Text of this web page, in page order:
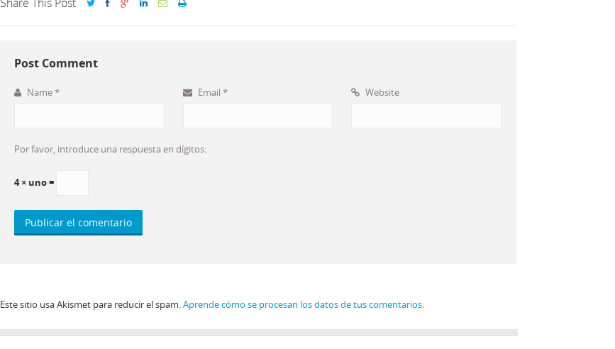
Share This Post
Post Comment
Name* Email * Website
Por favor, introduce una respuesta en dígitos:
4 × uno =
Este sitio usa Akismet para reducir el spam.Aprende cómo se procesan los datos de tus comentarios.